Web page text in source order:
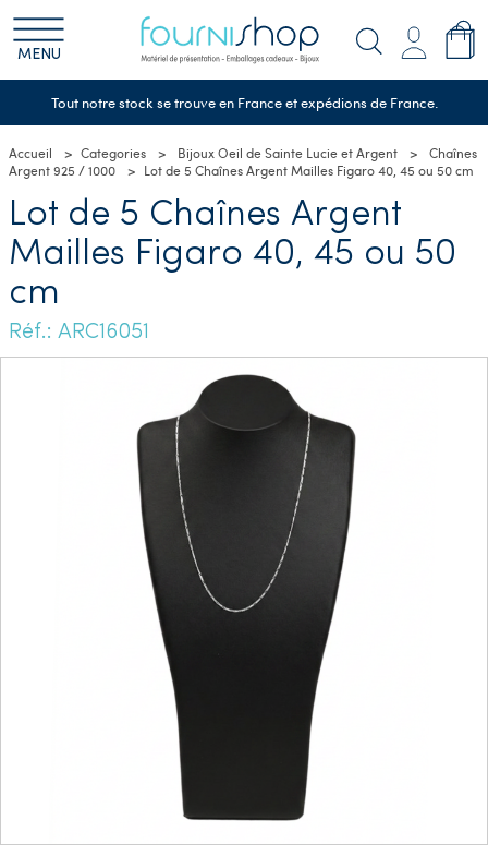
MENU
Tout notre stock se trouve en France et expédions de France.
Accueil Categories Bijoux Oeil de Sainte Lucie et Argent
Chaînes
Argent 925 / 1000
Lot de 5 Chaînes Argent Mailles Figaro 40, 45 ou 50 cm
Lot de 5 Chaînes Argent
Mailles Figaro 40, 45 ou 50
cm
Réf.: ARC16051